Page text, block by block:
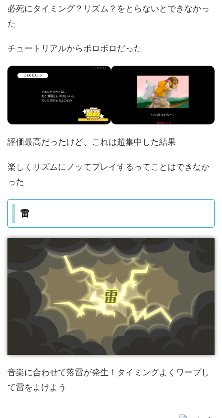
必死にタイミング？リズム？をとらないとできなかっ
た
チュートリアルからボロボロだった
評価最高だったけど、これは超集中した結果
楽しくリズムにノッてプレイするってことはできなか
った
雷
音楽に合わせて落雷が発生！タイミングよくワープし
て雷をよけよう